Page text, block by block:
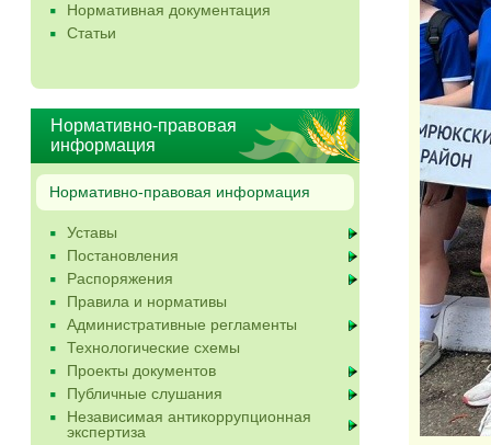
Нормативная документация
Статьи
Нормативно-правовая
информация
Нормативно-правовая информация
Уставы
Постановления
Распоряжения
Правила и нормативы
Административные регламенты
Технологические схемы
Проекты документов
Публичные слушания
Независимая антикоррупционная
экспертиза